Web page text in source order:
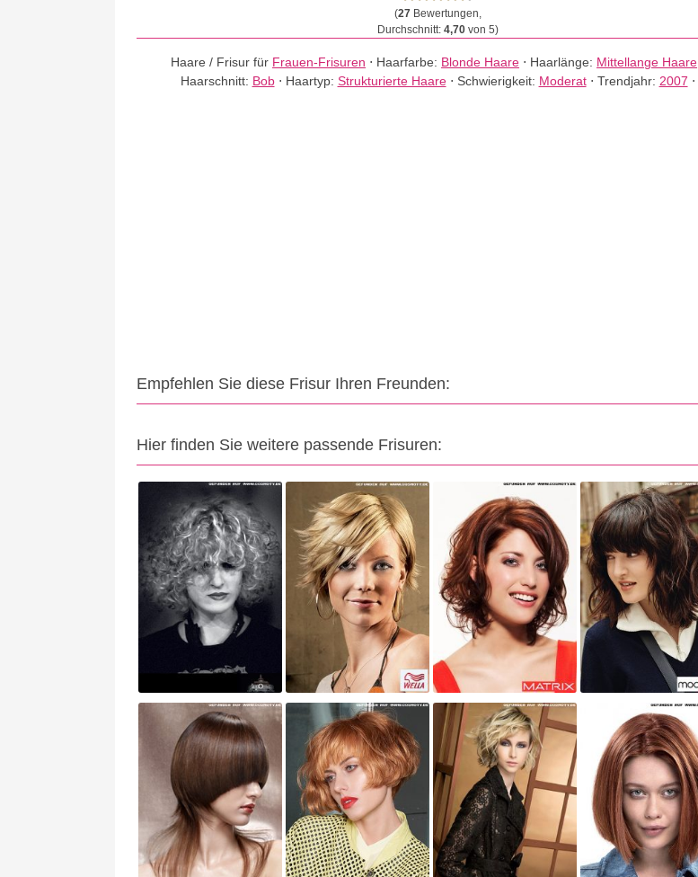
(27Bewertungen,
Durchschnitt: 4,70von 5)
Haare / Frisur für Frauen-Frisuren ⋅ Haarfarbe: Blonde Haare ⋅ Haarlänge: Mittellange Haare
Haarschnitt: Bob⋅ Haartyp: Strukturierte Haare⋅ Schwierigkeit: Moderat⋅ Trendjahr: 2007 ⋅
Empfehlen Sie diese Frisur Ihren Freunden:
Hier finden Sie weitere passende Frisuren: